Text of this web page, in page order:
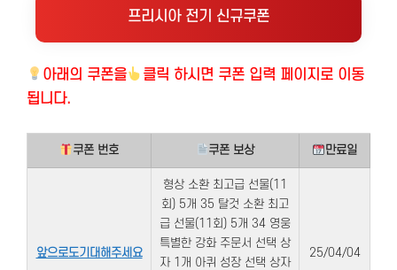
프리시아 전기 신규쿠폰
아래의 쿠폰을
클릭 하시면 쿠폰 입력 페이지로 이동
됩니다.
쿠폰 번호 쿠폰 보상 만료일
앞으로도기대해주세요
형상 소환 최고급 선물(11
회) 5개 35 탈것 소환 최고
급 선물(11회) 5개 34 영웅
특별한 강화 주문서 선택 상
자 1개 아퀴 성장 선택 상자
25/04/04